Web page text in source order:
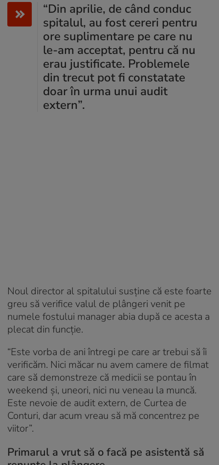
“Din aprilie, de când conduc
spitalul, au fost cereri pentru
ore suplimentare pe care nu
le-am acceptat, pentru că nu
erau justificate. Problemele
din trecut pot fi constatate
doar în urma unui audit
extern”.
Noul director al spitalului susține că este foarte
greu să verifice valul de plângeri venit pe
numele fostului manager abia după ce acesta a
plecat din funcție.
“Este vorba de ani întregi pe care ar trebui să îi
verificăm. Nici măcar nu avem camere de filmat
care să demonstreze că medicii se pontau în
weekend și, uneori, nici nu veneau la muncă.
Este nevoie de audit extern, de Curtea de
Conturi, dar acum vreau să mă concentrez pe
viitor”.
Primarul a vrut să o facă pe asistentă să